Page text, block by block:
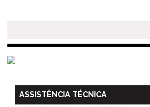
ASSISTÊNCIA TÉCNICA